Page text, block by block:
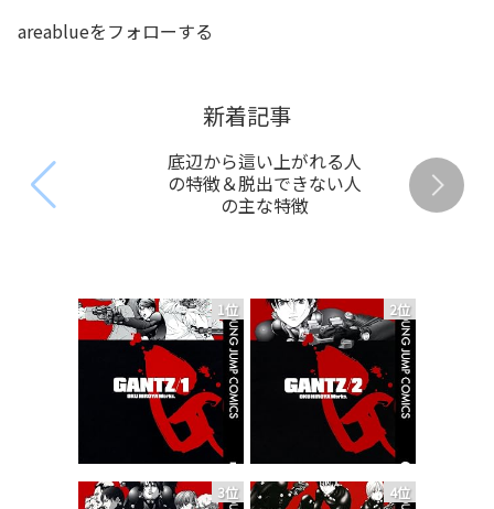
areablueをフォローする
新着記事
底辺から這い上がれる人
の特徴＆脱出できない人
の主な特徴
1位 2位
3位 4位